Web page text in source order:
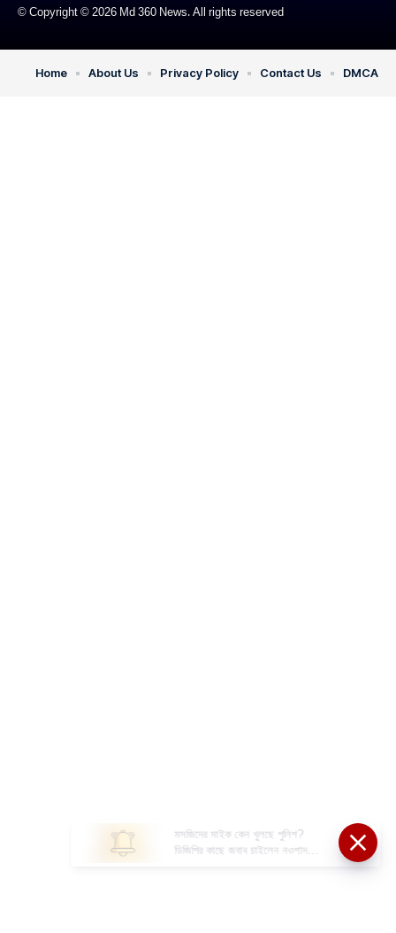
© Copyright © 2026 Md 360 News. All rights reserved
Home About Us Privacy Policy Contact Us DMCA
মসজিদের মাইক কেন খুলছে পুলিশ?
ডিজিপির কাছে জবাব চাইলেন নওশাদ